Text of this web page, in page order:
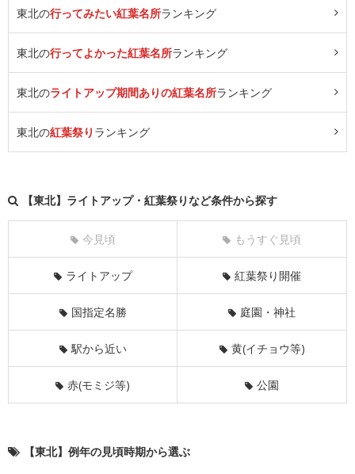
東北の行ってみたい紅葉名所ランキング
東北の行ってよかった紅葉名所ランキング
東北のライトアップ期間ありの紅葉名所ランキング
東北の紅葉祭り ランキング
【東北】ライトアップ・紅葉祭りなど条件から探す
今見頃 もうすぐ見頃
ライトアップ 紅葉祭り開催
国指定名勝 庭園・神社
駅から近い 黄(イチョウ等)
赤(モミジ等) 公園
【東北】例年の見頃時期から選ぶ